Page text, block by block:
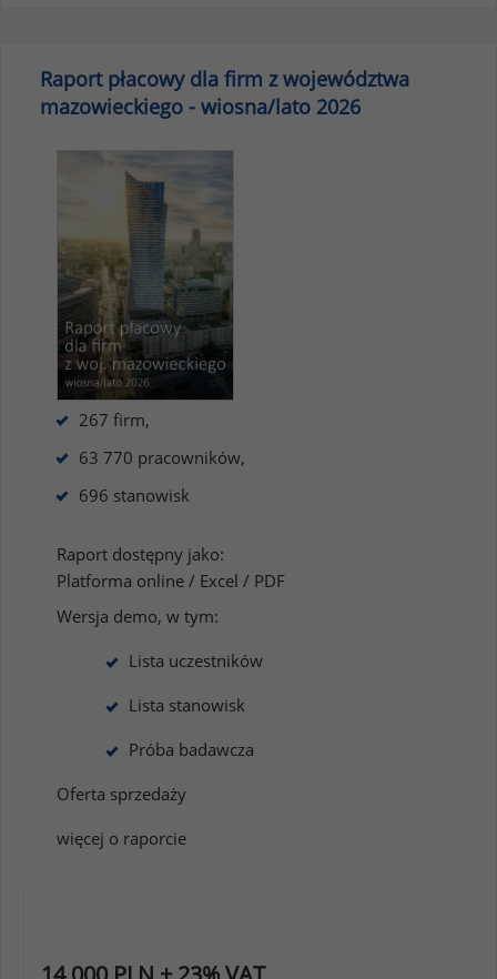
Raport płacowy dla firm z województwa
mazowieckiego - wiosna/lato 2026
267 firm,
63 770 pracowników,
696 stanowisk
Raport dostępny jako:
Platforma online / Excel / PDF
Wersja demo, w tym:
Lista uczestników
Lista stanowisk
Próba badawcza
Oferta sprzedaży
więcej o raporcie